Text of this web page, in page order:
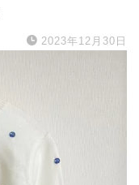
2023年12月30日